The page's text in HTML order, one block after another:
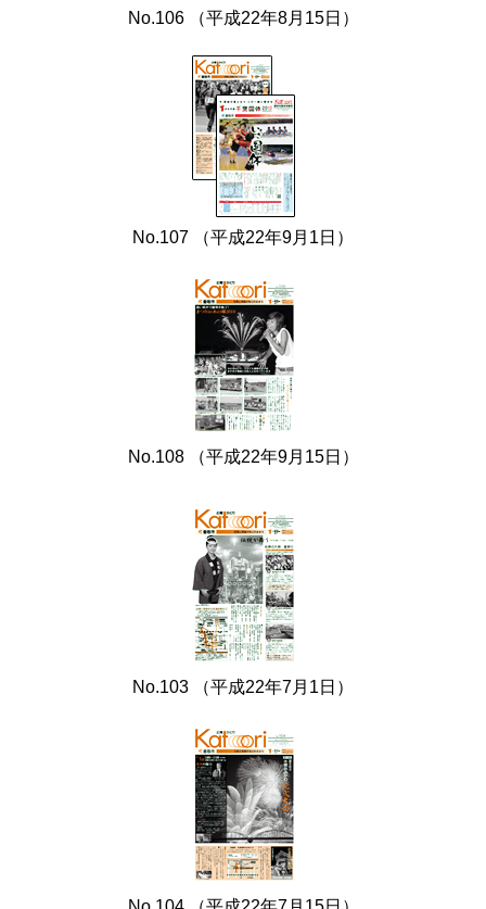
No.106 （平成22年8月15日）
No.107 （平成22年9月1日）
No.108 （平成22年9月15日）
No.103 （平成22年7月1日）